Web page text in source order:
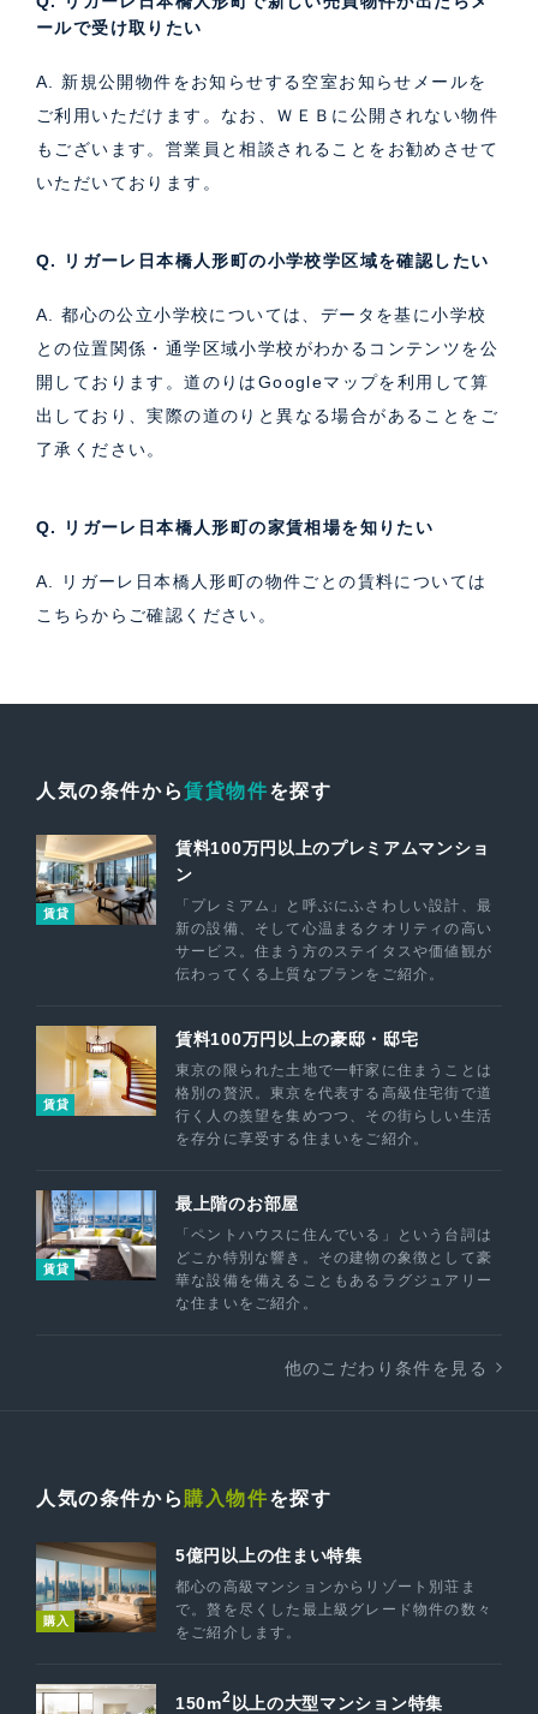
ールで受け取りたい
A. 新規公開物件をお知らせする空室お知らせメールを
ご利用いただけます。なお、ＷＥＢに公開されない物件
もございます。営業員と相談されることをお勧めさせて
いただいております。
Q. リガーレ日本橋人形町の小学校学区域を確認したい
A. 都心の公立小学校については、データを基に小学校
との位置関係・通学区域小学校がわかるコンテンツを公
開しております。道のりはGoogleマップを利用して算
出しており、実際の道のりと異なる場合があることをご
了承ください。
Q. リガーレ日本橋人形町の家賃相場を知りたい
A. リガーレ日本橋人形町の物件ごとの賃料については
こちらからご確認ください。
人気の条件から賃貸物件を探す
賃貸
賃料100万円以上のプレミアムマンショ
ン
「プレミアム」と呼ぶにふさわしい設計、最
新の設備、そして心温まるクオリティの高い
サービス。住まう方のステイタスや価値観が
伝わってくる上質なプランをご紹介。
賃貸
賃料100万円以上の豪邸・邸宅
東京の限られた土地で一軒家に住まうことは
格別の贅沢。東京を代表する高級住宅街で道
行く人の羨望を集めつつ、その街らしい生活
を存分に享受する住まいをご紹介。
賃貸
最上階のお部屋
「ペントハウスに住んでいる」という台詞は
どこか特別な響き。その建物の象徴として豪
華な設備を備えることもあるラグジュアリー
な住まいをご紹介。
他のこだわり条件を見る
人気の条件から 購入物件を探す
購入
5億円以上の住まい特集
都心の高級マンションからリゾート別荘ま
で。贅を尽くした最上級グレード物件の数々
をご紹介します。
150m2 以上の大型マンション特集